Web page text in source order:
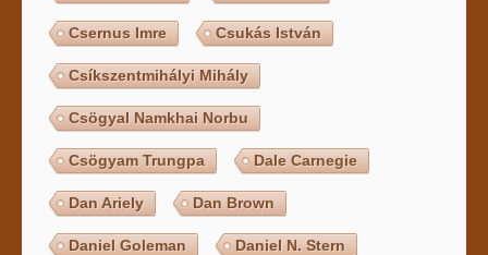
Csernus Imre Csukás István
Csíkszentmihályi Mihály
Csögyal Namkhai Norbu
Csögyam Trungpa Dale Carnegie
Dan Ariely Dan Brown
Daniel Goleman Daniel N. Stern